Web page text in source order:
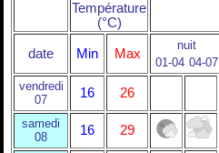
Température
(°C)
date Min Max
nuit
01-04 04-07
vendredi
07
16 26
samedi
08
16 29